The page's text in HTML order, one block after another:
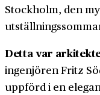
Stockholm, den
Detta var
ingenjören Fritz
uppförd i en